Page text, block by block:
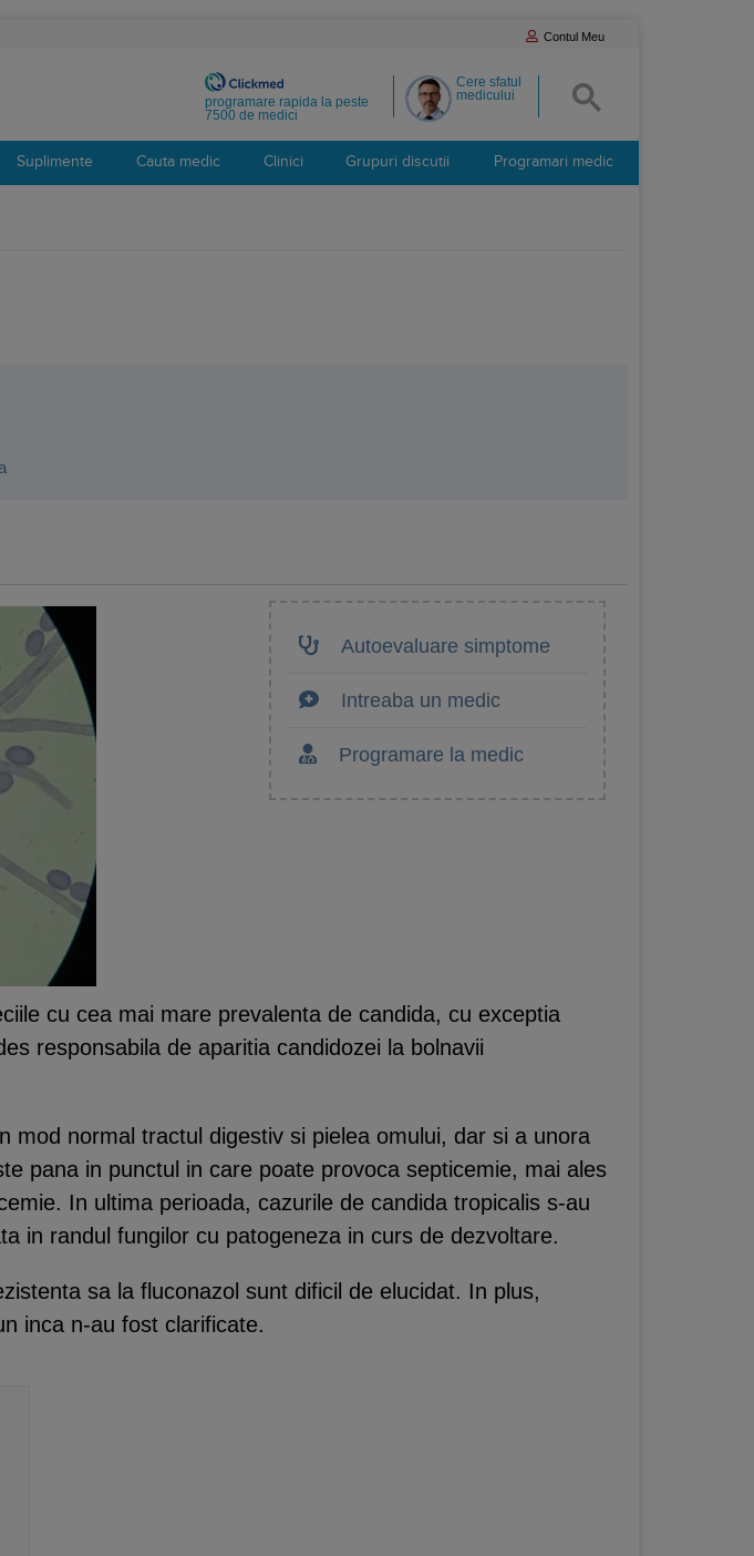
Contul Meu
Cere sfatul
medicului
programare rapida la peste
7500 de medici
Suplimente Cauta medic Clinici Grupuri discutii Programari medic
Autoevaluare simptome
Intreaba un medic
Programare la medic
cu cea mai mare prevalenta de candida, cu exceptia
responsabila de aparitia candidozei la bolnavii
mod normal tractul digestiv si pielea omului, dar si a unora
pana in punctul in care poate provoca septicemie, mai ales
In ultima perioada, cazurile de candida tropicalis s-au
in randul fungilor cu patogeneza in curs de dezvoltare.
sa la fluconazol sunt dificil de elucidat. In plus,
inca n-au fost clarificate.